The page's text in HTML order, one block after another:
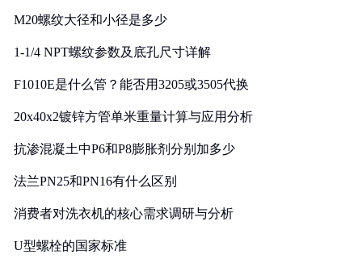
M20螺纹大径和小径是多少
1-1/4 NPT螺纹参数及底孔尺寸详解
F1010E是什么管？能否用3205或3505代换
20x40x2镀锌方管单米重量计算与应用分析
抗渗混凝土中P6和P8膨胀剂分别加多少
法兰PN25和PN16有什么区别
消费者对洗衣机的核心需求调研与分析
U型螺栓的国家标准